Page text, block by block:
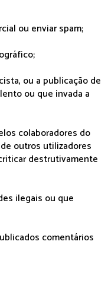
ou enviar spam;
ou a publicação de
ou que invada a
colaboradores do
outros utilizadores
destrutivamente
ilegais ou que
comentários